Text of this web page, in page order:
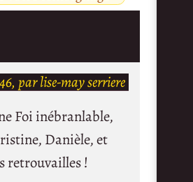
par lise-may serriere
Foi inébranlable,
Danièle, et
retrouvailles !